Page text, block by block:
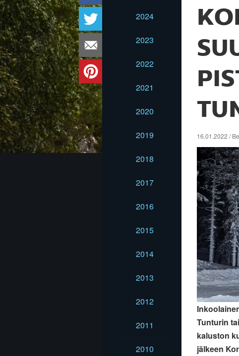
2024
2023
2022
2021
2020
2019
2018
2017
2016
2015
2014
2013
2012
2011
2010
16.01.2022 /
Tunturin
kaluston
jälkeen